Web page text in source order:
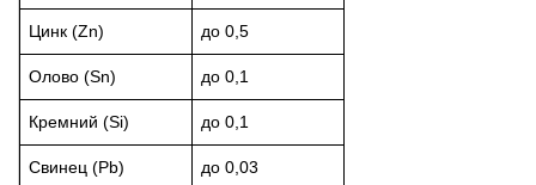
Цинк (Zn) до 0,5
Олово (Sn) до 0,1
Кремний (Si) до 0,1
Свинец (Pb) до 0,03